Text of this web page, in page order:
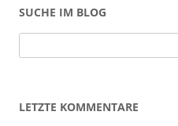
SUCHE IM BLOG
u
LETZTE KOMMENTARE